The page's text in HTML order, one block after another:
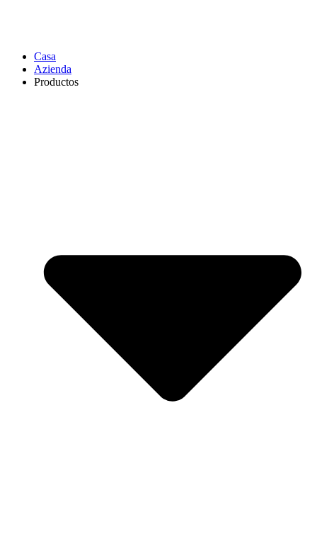
Casa
Azienda
Productos